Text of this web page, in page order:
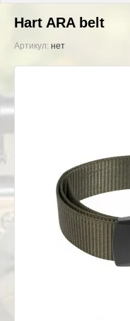
Hart ARA belt
Артикул: нет